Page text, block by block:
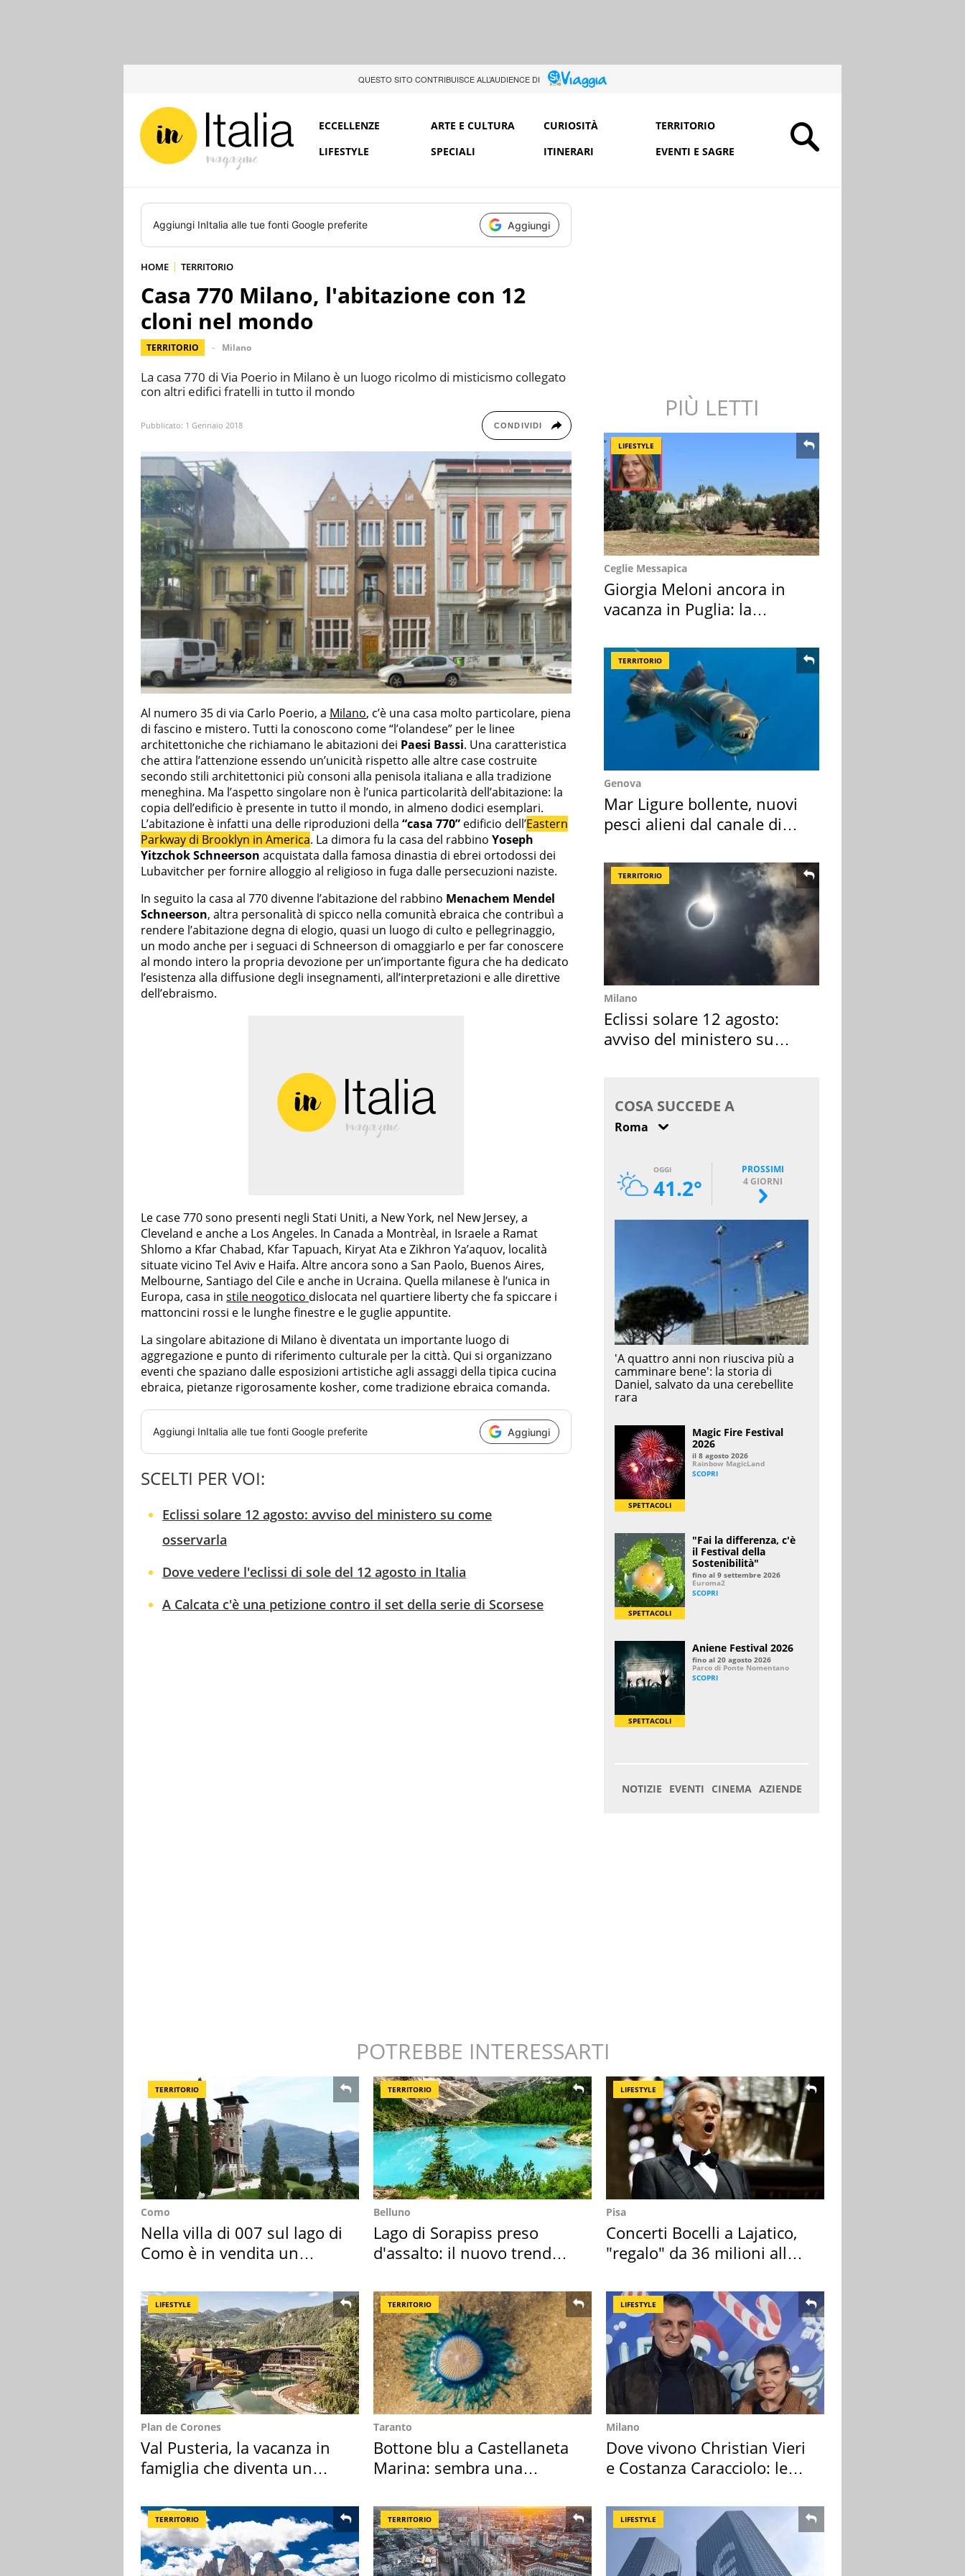
QUESTO SITO CONTRIBUISCE ALL’AUDIENCE DI
ECCELLENZE ARTE E CULTURA CURIOSITÀ
TERRITORIO
LIFESTYLE
SPECIALI ITINERARI EVENTI E SAGRE
Aggiungi InItalia alle tue fonti Google preferite Aggiungi
HOME TERRITORIO
Casa 770 Milano, l'abitazione con 12
cloni nel mondo
TERRITORIO Milano
La casa 770 di Via Poerio in Milano è un luogo ricolmo di misticismo collegato
con altri edifici fratelli in tutto il mondo
Pubblicato: 1 Gennaio 2018 CONDIVIDI
Al numero 35 di via Carlo Poerio, a Milano, c’è una casa molto particolare, piena
di fascino e mistero. Tutti la conoscono come “l’olandese” per le linee
architettoniche che richiamano le abitazioni dei Paesi Bassi. Una caratteristica
che attira l’attenzione essendo un’unicità rispetto alle altre case costruite
secondo stili architettonici più consoni alla penisola italiana e alla tradizione
meneghina. Ma l’aspetto singolare non è l’unica particolarità dell’abitazione: la
copia dell’edificio è presente in tutto il mondo, in almeno dodici esemplari.
L’abitazione è infatti una delle riproduzioni della “casa 770” edificio dell’Eastern
Parkway di Brooklyn in America. La dimora fu la casa del rabbino Yoseph
Yitzchok Schneerson acquistata dalla famosa dinastia di ebrei ortodossi dei
Lubavitcher per fornire alloggio al religioso in fuga dalle persecuzioni naziste.
In seguito la casa al 770 divenne l’abitazione del rabbino Menachem Mendel
Schneerson, altra personalità di spicco nella comunità ebraica che contribuì a
rendere l’abitazione degna di elogio, quasi un luogo di culto e pellegrinaggio,
un modo anche per i seguaci di Schneerson di omaggiarlo e per far conoscere
al mondo intero la propria devozione per un’importante figura che ha dedicato
l’esistenza alla diffusione degli insegnamenti, all’interpretazioni e alle direttive
dell’ebraismo.
Le case 770 sono presenti negli Stati Uniti, a New York, nel New Jersey, a
Cleveland e anche a Los Angeles. In Canada a Montrèal, in Israele a Ramat
Shlomo a Kfar Chabad, Kfar Tapuach, Kiryat Ata e Zikhron Ya’aquov, località
situate vicino Tel Aviv e Haifa. Altre ancora sono a San Paolo, Buenos Aires,
Melbourne, Santiago del Cile e anche in Ucraina. Quella milanese è l’unica in
Europa, casa in stile neogotico dislocata nel quartiere liberty che fa spiccare i
mattoncini rossi e le lunghe finestre e le guglie appuntite.
La singolare abitazione di Milano è diventata un importante luogo di
aggregazione e punto di riferimento culturale per la città. Qui si organizzano
eventi che spaziano dalle esposizioni artistiche agli assaggi della tipica cucina
ebraica, pietanze rigorosamente kosher, come tradizione ebraica comanda.
Aggiungi InItalia alle tue fonti Google preferite Aggiungi
SCELTI PER VOI:
Eclissi solare 12 agosto: avviso del ministero su come
osservarla
Dove vedere l'eclissi di sole del 12 agosto in Italia
A Calcata c'è una petizione contro il set della serie di Scorsese
PIÙ LETTI
LIFESTYLE
Ceglie Messapica
Giorgia Meloni ancora in
vacanza in Puglia: la
TERRITORIO
Genova
Mar Ligure bollente, nuovi
pesci alieni dal canale di
TERRITORIO
Milano
Eclissi solare 12 agosto:
avviso del ministero su
POTREBBE INTERESSARTI
TERRITORIO
Como
Nella villa di 007 sul lago di
Como è in vendita un
TERRITORIO
Belluno
Lago di Sorapiss preso
d'assalto: il nuovo trend
LIFESTYLE
Pisa
Concerti Bocelli a Lajatico,
"regalo" da 36 milioni alla
LIFESTYLE
Plan de Corones
Val Pusteria, la vacanza in
famiglia che diventa un
TERRITORIO
Taranto
Bottone blu a Castellaneta
Marina: sembra una
LIFESTYLE
Milano
Dove vivono Christian Vieri
e Costanza Caracciolo: le
TERRITORIO TERRITORIO LIFESTYLE